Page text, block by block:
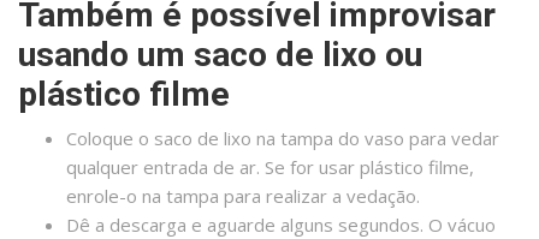
Também é possível improvisar
usando um saco de lixo ou
plástico filme
Coloque o saco de lixo na tampa do vaso para vedar
qualquer entrada de ar. Se for usar plástico filme,
enrole-o na tampa para realizar a vedação.
Dê a descarga e aguarde alguns segundos. O vácuo